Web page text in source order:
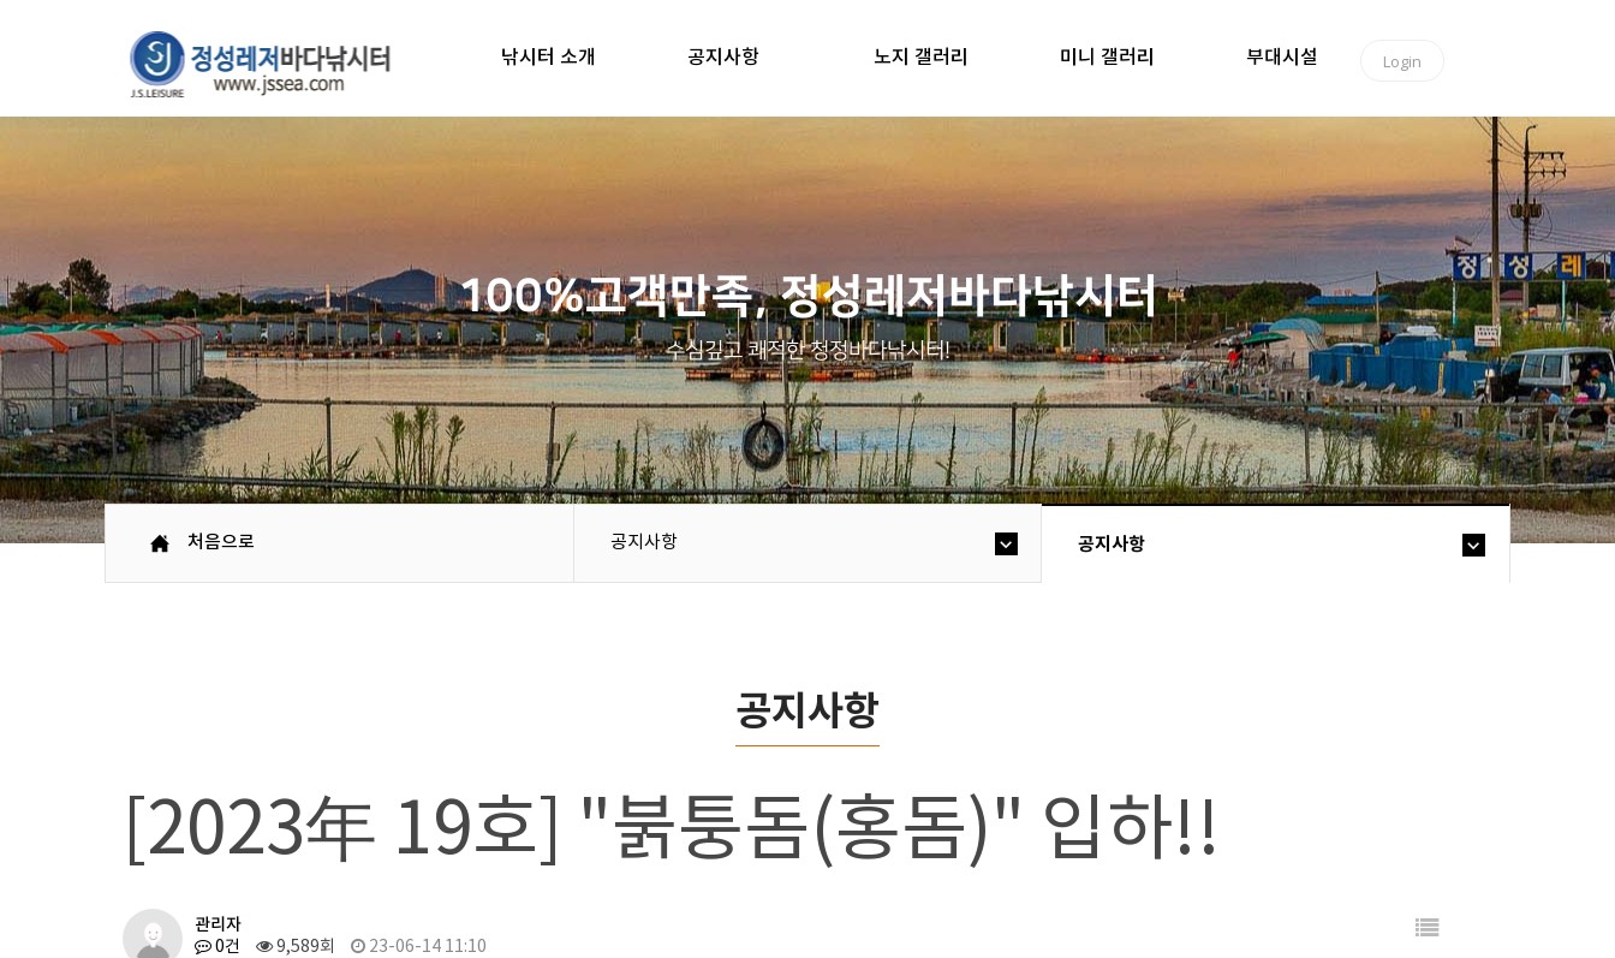
낚시터 소개 공지사항 노지 갤러리 미니 갤러리 부대시설 Login
100%고객만족, 정성레저바다낚시터
수심깊고 쾌적한 청정바다낚시터!
처음으로 공지사항 공지사항
공지사항
[2023年 19호] "붉퉁돔(홍돔)" 입하!!
관리자
0건 9,589회 23-06-14 11:10